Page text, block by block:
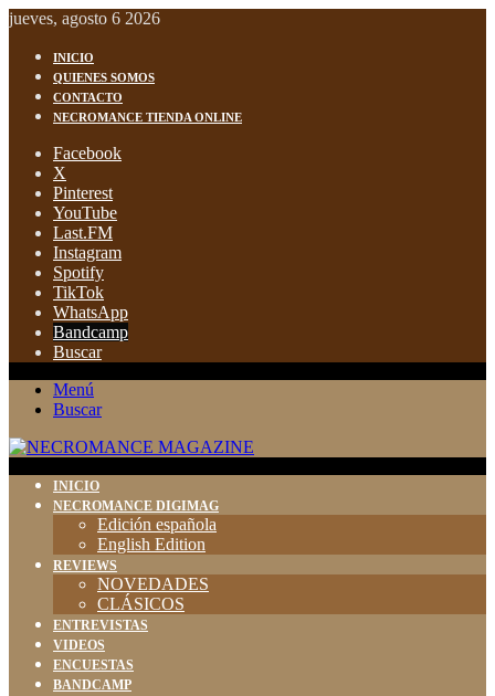
jueves, agosto 6 2026
INICIO
QUIENES SOMOS
CONTACTO
NECROMANCE TIENDA ONLINE
Facebook
X
Pinterest
YouTube
Last.FM
Instagram
Spotify
TikTok
WhatsApp
Bandcamp
Buscar
Menú
Buscar
INICIO
NECROMANCE DIGIMAG
Edición española
English Edition
REVIEWS
NOVEDADES
CLÁSICOS
ENTREVISTAS
VIDEOS
ENCUESTAS
BANDCAMP